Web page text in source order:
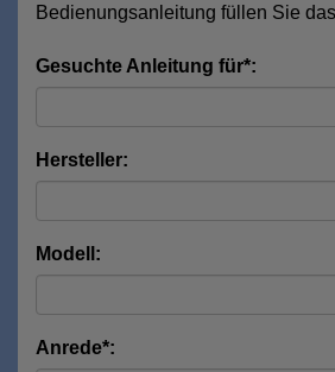
Bedienungsanleitung füllen Sie
Gesuchte Anleitung für*:
Hersteller:
Modell:
Anrede*: